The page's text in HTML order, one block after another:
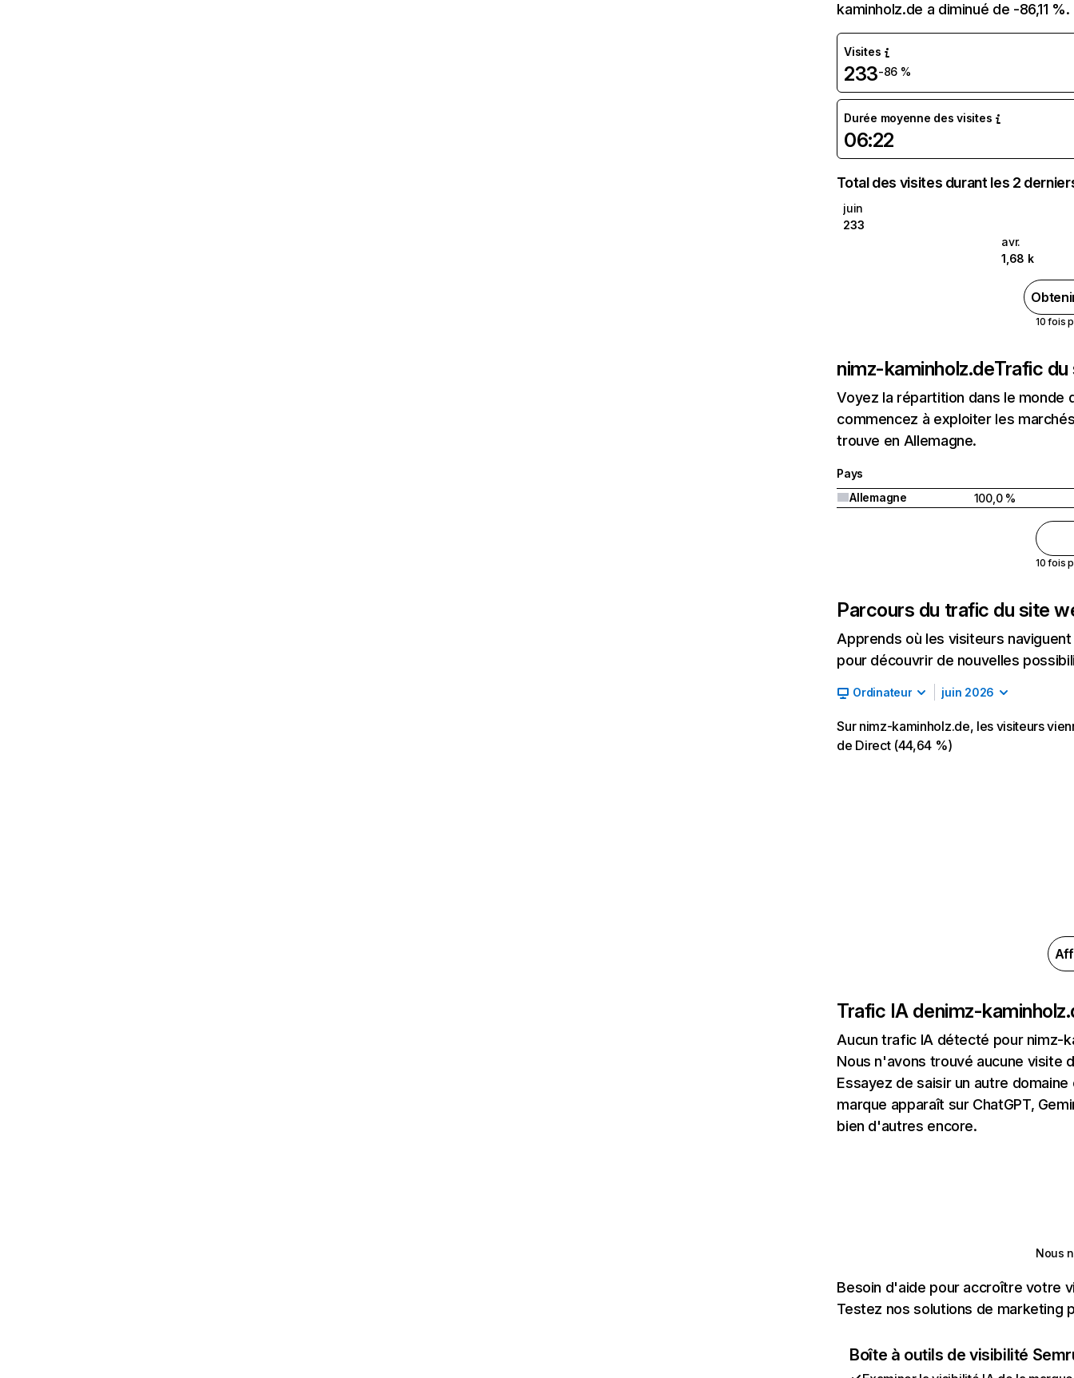
kaminholz.de a diminué de -86,11 %.
Visites
233-86 %
Durée moyenne des visites
06:22
Total des visites durant les 2
juin
233
avr.
1,68 k
10 fois
nimz-kaminholz.deTrafic
Voyez la répartition dans le
commencez à exploiter les
trouve en Allemagne.
Pays
Allemagne
100,0 %
10 fois
Parcours du trafic du site
Apprends où les visiteurs
pour découvrir de nouvelles
Ordinateur juin 2026
Sur nimz-kaminholz.de, les visiteurs
de Direct (44,64 %)
Trafic IA denimz-
Aucun trafic IA détecté pour nimz-
Nous n'avons trouvé aucune visite
Essayez de saisir un autre
marque apparaît sur ChatGPT,
bien d'autres encore.
Nous
Besoin d'aide pour accroître votre
Testez nos solutions de marketing
Boîte à outils de visibilité